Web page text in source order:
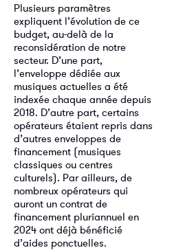
Plusieurs paramètres
expliquent l’évolution de ce
budget, au-delà de la
reconsidération de notre
secteur. D’une part,
l’enveloppe dédiée aux
musiques actuelles a été
indexée chaque année depuis
2018. D’autre part, certains
opérateurs étaient repris dans
d’autres enveloppes de
financement (musiques
classiques ou centres
culturels). Par ailleurs, de
nombreux opérateurs qui
auront un contrat de
financement pluriannuel en
2024 ont déjà bénéficié
d’aides ponctuelles.